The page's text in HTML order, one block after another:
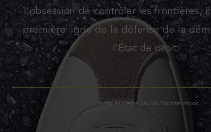
l’obsession de contrôler les frontières,
première ligne de la défense de la
l’État de droit.
Photo © Demz Studio/Shutterstock